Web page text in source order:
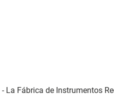
- La Fábrica de Instrumentos